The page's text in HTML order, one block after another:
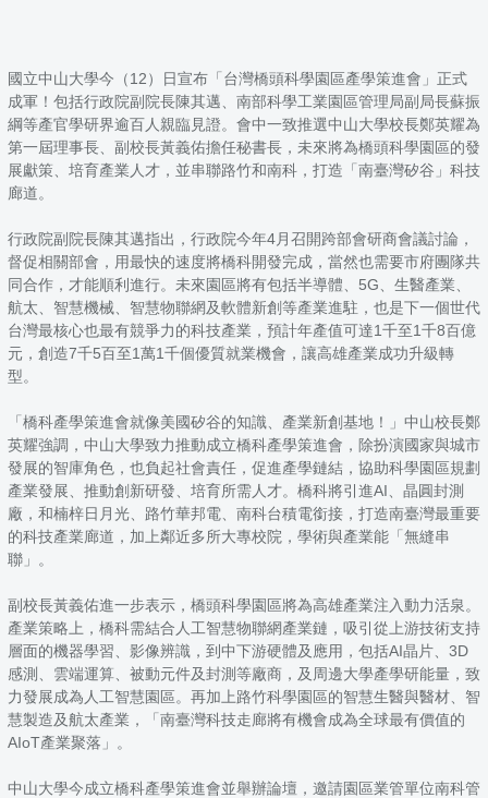
國立中山大學今（12）日宣布「台灣橋頭科學園區產學策進會」正式
成軍！包括行政院副院長陳其邁、南部科學工業園區管理局副局長蘇振
綱等產官學研界逾百人親臨見證。會中一致推選中山大學校長鄭英耀為
第一屆理事長、副校長黃義佑擔任秘書長，未來將為橋頭科學園區的發
展獻策、培育產業人才，並串聯路竹和南科，打造「南臺灣矽谷」科技
廊道。
行政院副院長陳其邁指出，行政院今年4月召開跨部會研商會議討論，
督促相關部會，用最快的速度將橋科開發完成，當然也需要市府團隊共
同合作，才能順利進行。未來園區將有包括半導體、5G、生醫產業、
航太、智慧機械、智慧物聯網及軟體新創等產業進駐，也是下一個世代
台灣最核心也最有競爭力的科技產業，預計年產值可達1千至1千8百億
元，創造7千5百至1萬1千個優質就業機會，讓高雄產業成功升級轉
型。
「橋科產學策進會就像美國矽谷的知識、產業新創基地！」中山校長鄭
英耀強調，中山大學致力推動成立橋科產學策進會，除扮演國家與城市
發展的智庫角色，也負起社會責任，促進產學鏈結，協助科學園區規劃
產業發展、推動創新研發、培育所需人才。橋科將引進AI、晶圓封測
廠，和楠梓日月光、路竹華邦電、南科台積電銜接，打造南臺灣最重要
的科技產業廊道，加上鄰近多所大專校院，學術與產業能「無縫串
聯」。
副校長黃義佑進一步表示，橋頭科學園區將為高雄產業注入動力活泉。
產業策略上，橋科需結合人工智慧物聯網產業鏈，吸引從上游技術支持
層面的機器學習、影像辨識，到中下游硬體及應用，包括AI晶片、3D
感測、雲端運算、被動元件及封測等廠商，及周邊大學產學研能量，致
力發展成為人工智慧園區。再加上路竹科學園區的智慧生醫與醫材、智
慧製造及航太產業，「南臺灣科技走廊將有機會成為全球最有價值的
AIoT產業聚落」。
中山大學今成立橋科產學策進會並舉辦論壇，邀請園區業管單位南科管